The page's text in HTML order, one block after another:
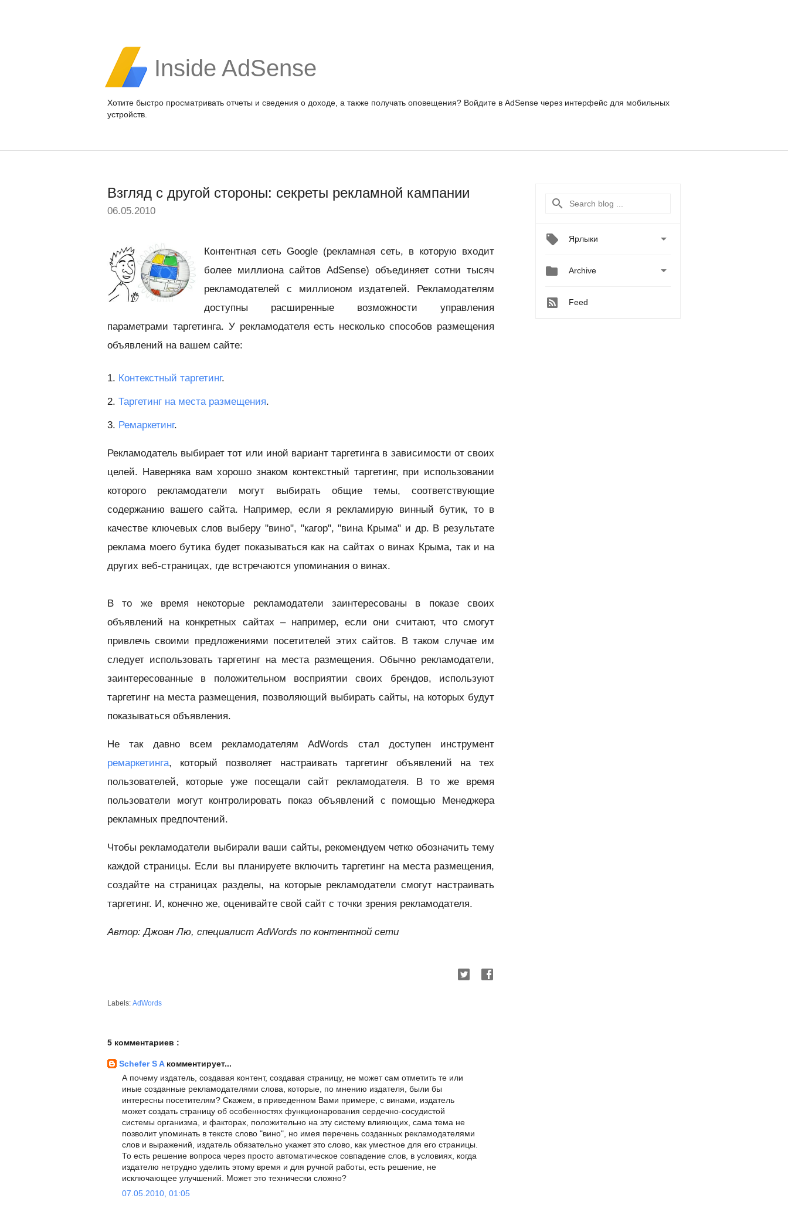
Inside AdSense
Хотите быстро просматривать отчеты и сведения о доходе, а также получать оповещения? Войдите в AdSense через интерфейс для мобильных
устройств.
Взгляд с другой стороны: секреты рекламной кампании
06.05.2010
Контентная сеть Google (рекламная сеть, в которую входит
более миллиона сайтов AdSense) объединяет сотни тысяч
рекламодателей с миллионом издателей. Рекламодателям
доступны расширенные возможности управления
параметрами таргетинга. У рекламодателя есть несколько способов размещения
объявлений на вашем сайте:
1. Контекстный таргетинг.
2. Таргетинг на места размещения.
3. Ремаркетинг.
Рекламодатель выбирает тот или иной вариант таргетинга в зависимости от своих
целей. Наверняка вам хорошо знаком контекстный таргетинг, при использовании
которого рекламодатели могут выбирать общие темы, соответствующие
содержанию вашего сайта. Например, если я рекламирую винный бутик, то в
качестве ключевых слов выберу "вино", "кагор", "вина Крыма" и др. В результате
реклама моего бутика будет показываться как на сайтах о винах Крыма, так и на
других веб-страницах, где встречаются упоминания о винах.
В то же время некоторые рекламодатели заинтересованы в показе своих
объявлений на конкретных сайтах – например, если они считают, что смогут
привлечь своими предложениями посетителей этих сайтов. В таком случае им
следует использовать таргетинг на места размещения. Обычно рекламодатели,
заинтересованные в положительном восприятии своих брендов, используют
таргетинг на места размещения, позволяющий выбирать сайты, на которых будут
показываться объявления.
Не так давно всем рекламодателям AdWords стал доступен инструмент
ремаркетинга, который позволяет настраивать таргетинг объявлений на тех
пользователей, которые уже посещали сайт рекламодателя. В то же время
пользователи могут контролировать показ объявлений с помощью Менеджера
рекламных предпочтений.
Чтобы рекламодатели выбирали ваши сайты, рекомендуем четко обозначить тему
каждой страницы. Если вы планируете включить таргетинг на места размещения,
создайте на страницах разделы, на которые рекламодатели смогут настраивать
таргетинг. И, конечно же, оценивайте свой сайт с точки зрения рекламодателя.
Автор: Джоан Лю, специалист AdWords по контентной сети
Labels: AdWords
5 комментариев :
Schefer S A комментирует...
А почему издатель, создавая контент, создавая страницу, не может сам отметить те или
иные созданные рекламодателями слова, которые, по мнению издателя, были бы
интересны посетителям? Скажем, в приведенном Вами примере, с винами, издатель
может создать страницу об особенностях функционарования сердечно-сосудистой
системы организма, и факторах, положительно на эту систему влияющих, сама тема не
позволит упоминать в тексте слово "вино", но имея перечень созданных рекламодателями
слов и выражений, издатель обязательно укажет это слово, как уместное для его страницы.
То есть решение вопроса через просто автоматическое совпадение слов, в условиях, когда
издателю нетрудно уделить этому время и для ручной работы, есть решение, не
исключающее улучшений. Может это технически сложно?
07.05.2010, 01:05
Ярлыки 
 Archive 
Feed